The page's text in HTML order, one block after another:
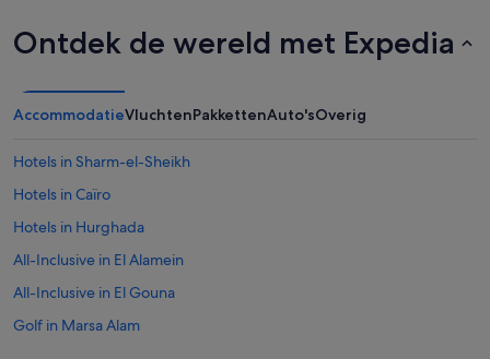
Ontdek de wereld met Expedia
AccommodatieVluchtenPakkettenAuto'sOverig
Hotels in Sharm-el-Sheikh
Hotels in Caïro
Hotels in Hurghada
All-Inclusive in El Alamein
All-Inclusive in El Gouna
Golf in Marsa Alam